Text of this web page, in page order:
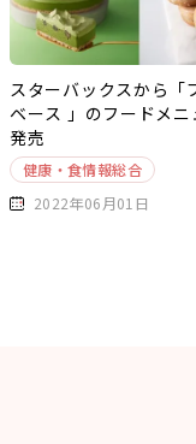
スターバックスから「
ベース 」のフードメニ
発売
健康・食情報総合
2022年06月01日